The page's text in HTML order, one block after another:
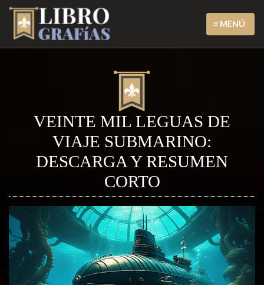
≡ MENÚ
VEINTE MIL LEGUAS DE
VIAJE SUBMARINO:
DESCARGA Y RESUMEN
CORTO